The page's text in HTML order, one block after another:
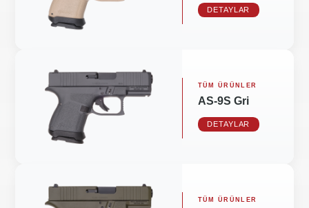
DETAYLAR
TÜM ÜRÜNLER
AS-9S Gri
DETAYLAR
TÜM ÜRÜNLER